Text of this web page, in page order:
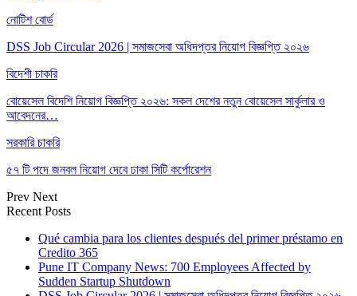
নোটিশ বোর্ড
DSS Job Circular 2026 | সমাজসেবা অধিদপ্তর নিয়োগ বিজ্ঞপ্তি ২০২৬
বিদেশী চাকরি
বোয়েসেল বিদেশি নিয়োগ বিজ্ঞপ্তি ২০২৬: সকল দেশের নতুন বোয়েসেল সার্কুলার ও
আবেদনের…
সরকারি চাকরি
৫৭ টি পদে জনবল নিয়োগ দেবে ঢাকা সিটি কর্পোরেশন
Prev Next
Recent Posts
Qué cambia para los clientes después del primer préstamo en
Credito 365
Pune IT Company News: 700 Employees Affected by
Sudden Startup Shutdown